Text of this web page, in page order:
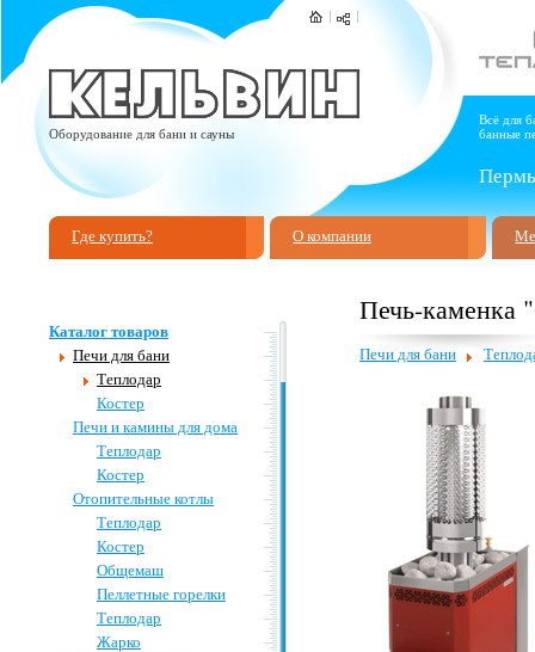
Оборудование для бани и сауны
Всё для
банные
Где купить? О компании
Каталог товаров
Печи для бани
Теплодар
Костер
Печи и камины для дома
Теплодар
Костер
Отопительные котлы
Теплодар
Костер
Общемаш
Пеллетные горелки
Теплодар
Жарко
Печь-каменка
Печи для бани